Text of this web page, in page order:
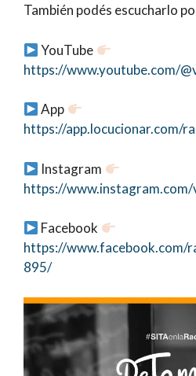
También podés escucharlo
YouTube
https://www.youtube.com/
App
https://app.locucionar.com/
Instagram
https://
Facebook
https://www.facebook.com/
895/